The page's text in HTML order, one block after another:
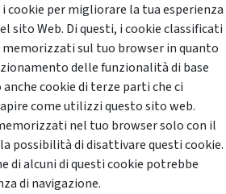
cookie per migliorare la tua esperienza
sito Web. Di questi, i cookie classificati
memorizzati sul tuo browser in quanto
delle funzionalità di base
cookie di terze parti che ci
come utilizzi questo sito web.
nel tuo browser solo con il
possibilità di disattivare questi cookie.
di alcuni di questi cookie potrebbe
di navigazione.